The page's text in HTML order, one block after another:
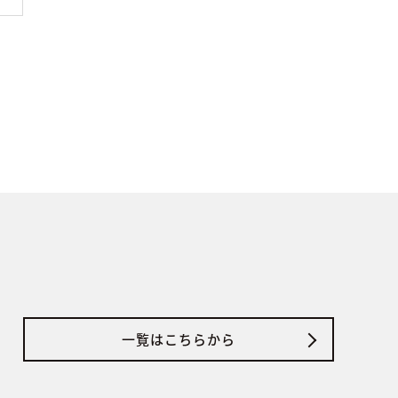
一覧はこちらから